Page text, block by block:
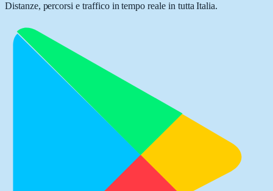
Distanze, percorsi e traffico in tempo reale in tutta Italia.